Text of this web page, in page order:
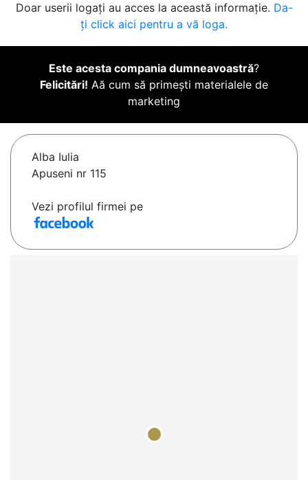
Doar userii logați au acces la această informație. Da-
ți click aici pentru a vă loga.
Este acesta compania dumneavoastră?
Felicitări! Aă cum să primești materialele de
marketing
Alba Iulia
Apuseni nr 115
Vezi profilul firmei pe